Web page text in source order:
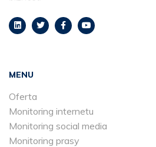
MENU
Oferta
Monitoring internetu
Monitoring social media
Monitoring prasy